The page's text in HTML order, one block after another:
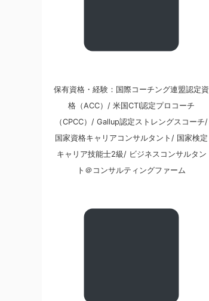
保有資格・経験：国際コーチング連盟認定資
格（ACC）/ 米国CTI認定プロコーチ
（CPCC）/ Gallup認定ストレングスコーチ/
国家資格キャリアコンサルタント/ 国家検定
キャリア技能士2級/ ビジネスコンサルタン
ト＠コンサルティングファーム